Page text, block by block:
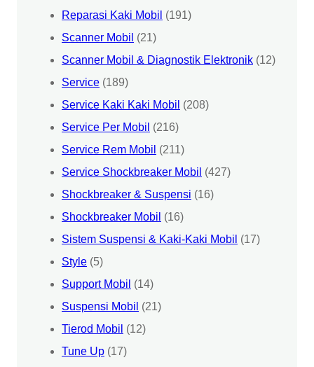
Reparasi Kaki Mobil (191)
Scanner Mobil (21)
Scanner Mobil & Diagnostik Elektronik (12)
Service (189)
Service Kaki Kaki Mobil (208)
Service Per Mobil (216)
Service Rem Mobil (211)
Service Shockbreaker Mobil (427)
Shockbreaker & Suspensi (16)
Shockbreaker Mobil (16)
Sistem Suspensi & Kaki-Kaki Mobil (17)
Style (5)
Support Mobil (14)
Suspensi Mobil (21)
Tierod Mobil (12)
Tune Up (17)